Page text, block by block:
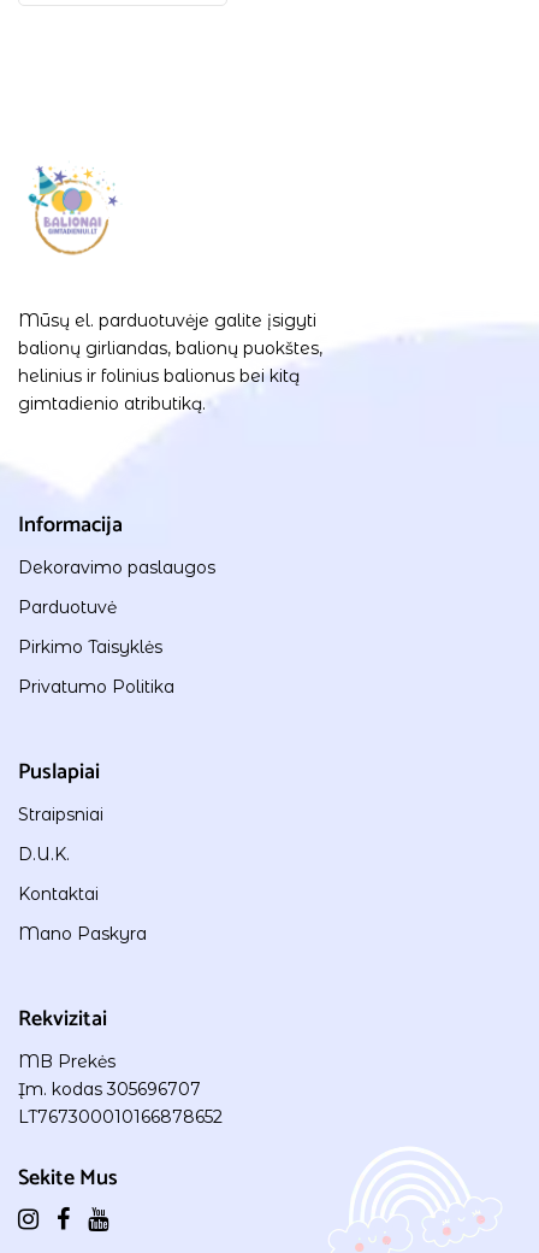
Mūsų el. parduotuvėje galite įsigyti
balionų girliandas, balionų puokštes,
helinius ir folinius balionus bei kitą
gimtadienio atributiką.
Informacija
Dekoravimo paslaugos
Parduotuvė
Pirkimo Taisyklės
Privatumo Politika
Puslapiai
Straipsniai
D.U.K.
Kontaktai
Mano Paskyra
Rekvizitai
MB Prekės
Įm. kodas 305696707
LT767300010166878652
Sekite Mus